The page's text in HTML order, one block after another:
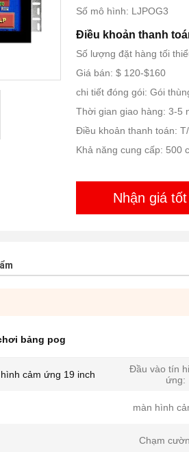
Số mô hình: LJPOG3
Điều khoản thanh
Số lượng đặt hàng tối
Giá bán: $ 120-$160
chi tiết đóng gói: Gói
Thời gian giao hàng: 3-5
Điều khoản thanh toán:
Khả năng cung cấp: 500
Nhận giá
bảng pog
cảm ứng 19 inch
Đầu vào tín
ứng:
màn hình
Chạm